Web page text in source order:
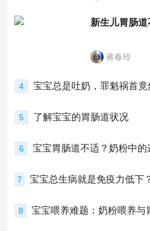
新生儿胃肠道
蒋春玲
4 宝宝总是吐奶，罪魁祸首竟
5 了解宝宝的胃肠道状况
6
7
8